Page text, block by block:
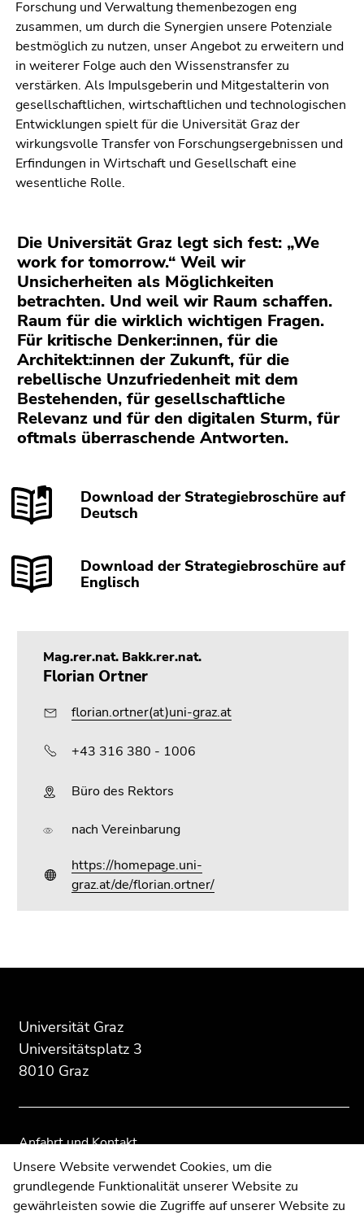
Forschung und Verwaltung themenbezogen eng
zusammen, um durch die Synergien unsere Potenziale
bestmöglich zu nutzen, unser Angebot zu erweitern und
in weiterer Folge auch den Wissenstransfer zu
verstärken. Als Impulsgeberin und Mitgestalterin von
gesellschaftlichen, wirtschaftlichen und technologischen
Entwicklungen spielt für die Universität Graz der
wirkungsvolle Transfer von Forschungsergebnissen und
Erfindungen in Wirtschaft und Gesellschaft eine
wesentliche Rolle.
Die Universität Graz legt sich fest: „We
work for tomorrow.“ Weil wir
Unsicherheiten als Möglichkeiten
betrachten. Und weil wir Raum schaffen.
Raum für die wirklich wichtigen Fragen.
Für kritische Denker:innen, für die
Architekt:innen der Zukunft, für die
rebellische Unzufriedenheit mit dem
Bestehenden, für gesellschaftliche
Relevanz und für den digitalen Sturm, für
oftmals überraschende Antworten.
Download der Strategiebroschüre auf
Deutsch
Download der Strategiebroschüre auf
Englisch
Mag.rer.nat. Bakk.rer.nat.
Florian Ortner
florian.ortner(at)uni-graz.at
+43 316 380 - 1006
Büro des Rektors
nach Vereinbarung
https://homepage.uni-
graz.at/de/florian.ortner/
Zusatzinformationen:
Universität Graz
Universitätsplatz 3
8010 Graz
Anfahrt und Kontakt
Kommunikation und Öffentlichkeitsarbeit
Moodle
UNIGRAZonline
Übersicht
Seitenbereiche
Übersicht
Seitenbereiche
Unsere Website verwendet Cookies, um die
grundlegende Funktionalität unserer Website zu
gewährleisten sowie die Zugriffe auf unserer Website zu